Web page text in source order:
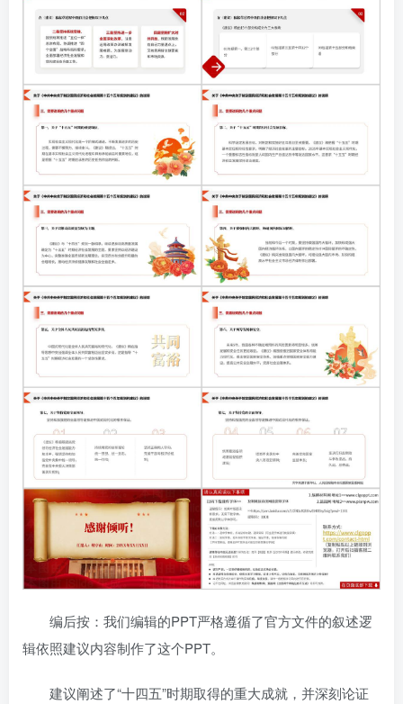
编后按：我们编辑的PPT严格遵循了官方文件的叙述逻
辑依照建议内容制作了这个PPT。
建议阐述了“十四五”时期取得的重大成就，并深刻论证